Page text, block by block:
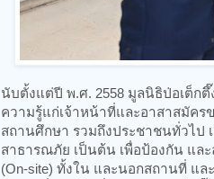
นับตั้งแต่ปี พ.ศ. 2558 มูลนิธิป่อเต็ก
ความรู้แก่เจ้าหน้าที่และอาสาสมัค
สถานศึกษา รวมถึงประชาชนทั่วไป
สาธารณภัย เป็นต้น เพื่อป้องกัน แล
(On-site) ทั้งใน และนอกสถานที่ แ